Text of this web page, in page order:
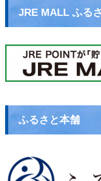
JRE MALL ふる
ふるさと本舗